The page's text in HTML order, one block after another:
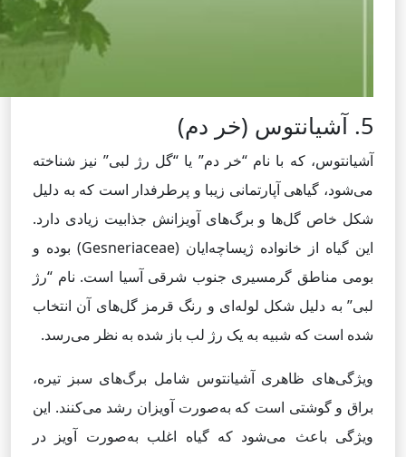
5. آشیانتوس (خر دم)
آشیانتوس، که با نام “خر دم” یا “گل رژ لبی” نیز شناخته
می‌شود، گیاهی آپارتمانی زیبا و پرطرفدار است که به دلیل
شکل خاص گل‌ها و برگ‌های آویزانش جذابیت زیادی دارد.
این گیاه از خانواده ژیساچه‌ایان (Gesneriaceae) بوده و
بومی مناطق گرمسیری جنوب شرقی آسیا است. نام “رژ
لبی” به دلیل شکل لوله‌ای و رنگ قرمز گل‌های آن انتخاب
شده است که شبیه به یک رژ لب باز شده به نظر می‌رسد.
ویژگی‌های ظاهری آشیانتوس شامل برگ‌های سبز تیره،
براق و گوشتی است که به‌صورت آویزان رشد می‌کنند. این
ویژگی باعث می‌شود که گیاه اغلب به‌صورت آویز در